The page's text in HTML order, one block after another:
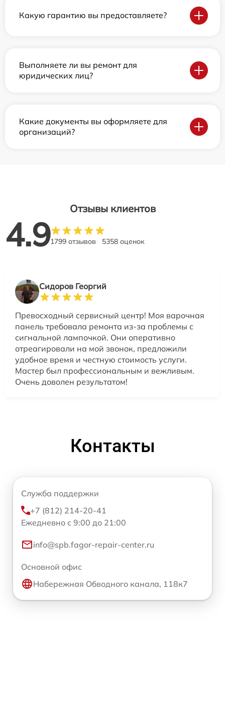
Какую гарантию вы предоставляете?
Выполняете ли вы ремонт для
юридических лиц?
Какие документы вы оформляете для
организаций?
Отзывы клиентов
4.91799 отзывов 5358 оценок
Сидоров Георгий
Превосходный сервисный центр! Моя варочная
панель требовала ремонта из-за проблемы с
сигнальной лампочкой. Они оперативно
отреагировали на мой звонок, предложили
удобное время и честную стоимость услуги.
Мастер был профессиональным и вежливым.
Очень доволен результатом!
Контакты
Служба поддержки
+7 (812) 214-20-41
Ежедневно с 9:00 до 21:00
info@spb.fagor-repair-center.ru
Основной офис
Набережная Обводного канала, 118к7